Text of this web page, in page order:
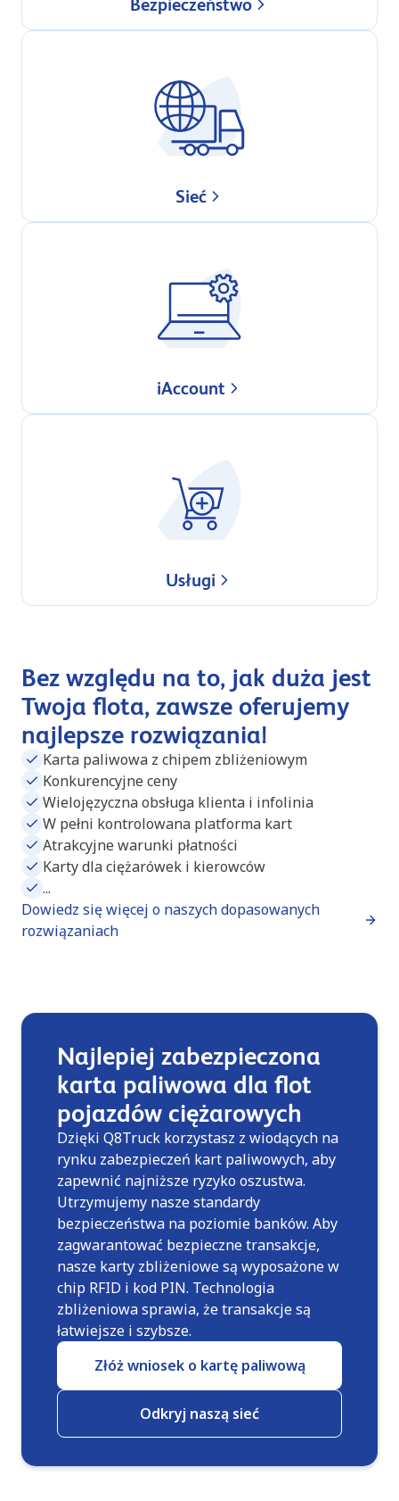
Bezpieczeństwo
Sieć
iAccount
Usługi
Bez względu na to, jak duża jest
Twoja flota, zawsze oferujemy
najlepsze rozwiązania!
Karta paliwowa z chipem zbliżeniowym
Konkurencyjne ceny
Wielojęzyczna obsługa klienta i infolinia
W pełni kontrolowana platforma kart
Atrakcyjne warunki płatności
Karty dla ciężarówek i kierowców
...
Dowiedz się więcej o naszych dopasowanych
rozwiązaniach
Najlepiej zabezpieczona
karta paliwowa dla flot
pojazdów ciężarowych
Dzięki Q8Truck korzystasz z wiodących na
rynku zabezpieczeń kart paliwowych, aby
zapewnić najniższe ryzyko oszustwa.
Utrzymujemy nasze standardy
bezpieczeństwa na poziomie banków. Aby
zagwarantować bezpieczne transakcje,
nasze karty zbliżeniowe są wyposażone w
chip RFID i kod PIN. Technologia
zbliżeniowa sprawia, że transakcje są
łatwiejsze i szybsze.
Złóż wniosek o kartę paliwową
Odkryj naszą sieć